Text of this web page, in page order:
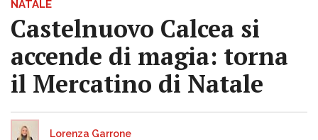
NATALE
Castelnuovo Calcea si
accende di magia: torna
il Mercatino di Natale
Lorenza Garrone